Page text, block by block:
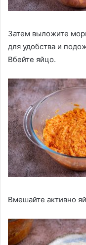
Затем выложите
для удобства и
Вбейте яйцо.
Вмешайте активно